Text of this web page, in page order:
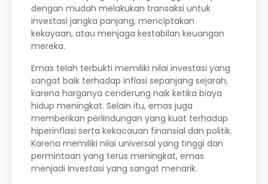
dengan mudah melakukan transaksi untuk
investasi jangka panjang, menciptakan
kekayaan, atau menjaga kestabilan keuangan
mereka.
Emas telah terbukti memiliki nilai investasi yang
sangat baik terhadap inflasi sepanjang sejarah,
karena harganya cenderung naik ketika biaya
hidup meningkat. Selain itu, emas juga
memberikan perlindungan yang kuat terhadap
hiperinflasi serta kekacauan finansial dan politik.
Karena memiliki nilai universal yang tinggi dan
permintaan yang terus meningkat, emas
menjadi investasi yang sangat menarik.